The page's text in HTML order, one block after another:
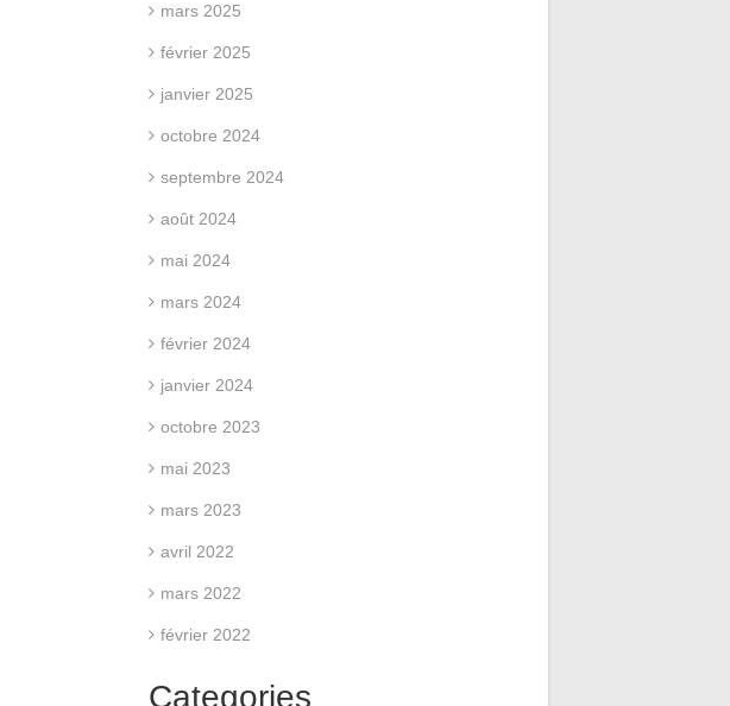
mars 2025
février 2025
janvier 2025
octobre 2024
septembre 2024
août 2024
mai 2024
mars 2024
février 2024
janvier 2024
octobre 2023
mai 2023
mars 2023
avril 2022
mars 2022
février 2022
Categories